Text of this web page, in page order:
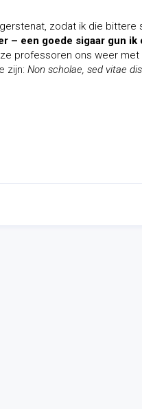
zodat ik die
– een goede sigaar gun
professoren ons weer
zijn: Non scholae, sed vitae